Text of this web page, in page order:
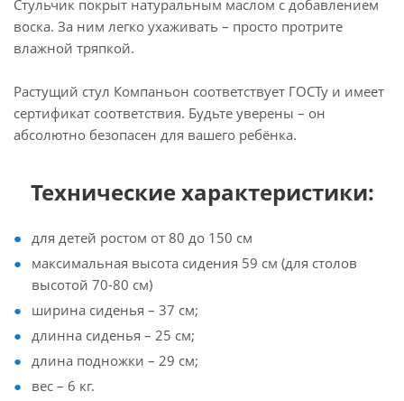
Стульчик покрыт натуральным маслом с добавлением
воска. За ним легко ухаживать – просто протрите
влажной тряпкой.
Растущий стул Компаньон соответствует ГОСТу и имеет
сертификат соответствия. Будьте уверены – он
абсолютно безопасен для вашего ребёнка.
Технические характеристики:
для детей ростом от 80 до 150 см
максимальная высота сидения 59 см (для столов
высотой 70-80 см)
ширина сиденья – 37 см;
длинна сиденья – 25 см;
длина подножки – 29 см;
вес – 6 кг.